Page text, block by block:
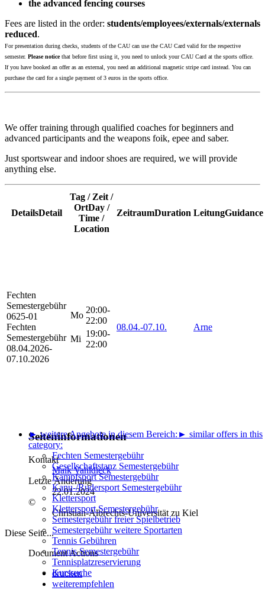
the advanced fencing courses
Fees are listed in the order: students/employees/externals/externals
reduced.
For presentation during checks, students of the CAU can use the CAU Card valid for the respective
semester. Please noticethat before first using it, you need to unlock your CAU Card at the sports office.
If you have booked an offer as an external, you need an additional magnetic stripe card instead. You can
purchase the card for a single payment of 3 euros in the sports office.
We offer training through qualified coaches for beginners and
advanced participants and the weapons foik, epee and saber.
Just sportswear and indoor shoes are required, we will provide
anything else.
DetailsDetail
Tag / Zeit /
OrtDay /
Time /
Location
ZeitraumDuration LeitungGuidance
Fechten
Semestergebühr
0625-01
Fechten
Semestergebühr
08.04.2026-
07.10.2026
Mo
20:00-
22:00
Mi
19:00-
22:00
08.04.-07.10. Arne
► weitere Angebote in diesem Bereich: ► similar offers in this
category:
Fechten Semestergebühr
Gesellschaftstanz Semestergebühr
Kampfsport Semestergebühr
Kanu-/Rudersport Semestergebühr
Klettersport
Klettersport Semestergebühr
Semestergebühr freier Spielbetrieb
Semestergebühr weitere Sportarten
Tennis Gebühren
Tennis Semestergebühr
Tennisplatzreservierung
Kurssuche
Seiteninformationen
Kontakt
Maik Vahldieck
Letzte Änderung
22.01.2024
©
Christian-Albrechts-Universität zu Kiel
Diese Seite...
Document Actions
drucken
weiterempfehlen